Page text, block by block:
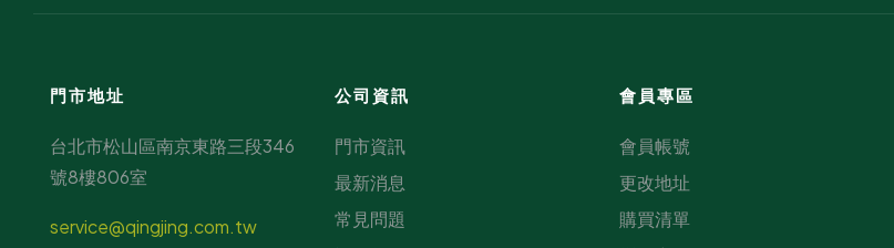
門市地址
台北市松山區南京東路三段346
號8樓806室
service@qingjing.com.tw
公司資訊
門市資訊
最新消息
常見問題
會員專區
會員帳號
更改地址
購買清單